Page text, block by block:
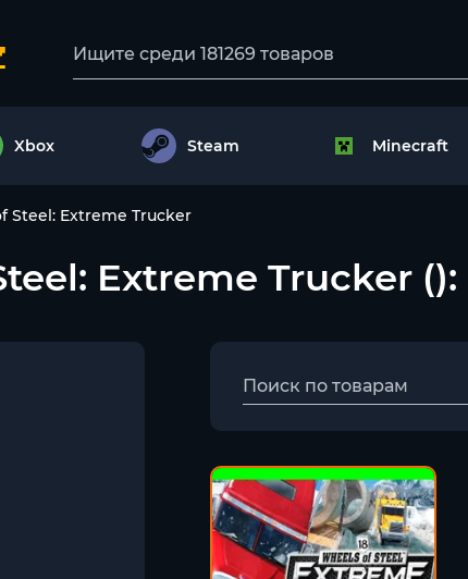
Xbox Steam Minecraft
Steel: Extreme Trucker
Extreme Trucker ():